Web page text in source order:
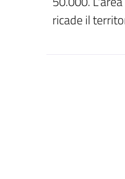
ricade il